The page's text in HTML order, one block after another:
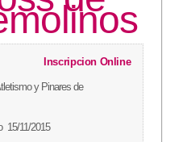
Inscripcion Online
y Pinares de
15/11/2015